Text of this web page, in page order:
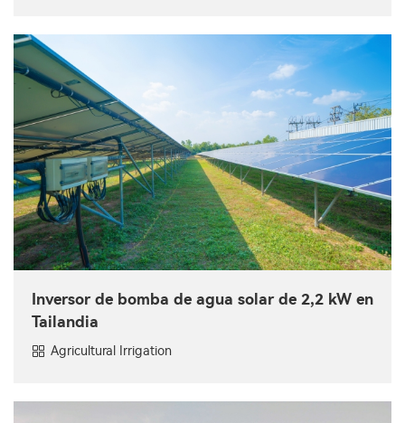
Inversor de bomba de agua solar de 2,2 kW en
Tailandia
Agricultural Irrigation